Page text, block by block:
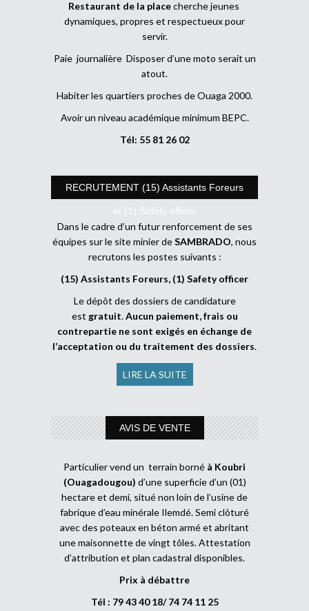
Restaurant de la placecherche jeunes
dynamiques, propres et respectueux pour
servir.
Paie journalière Disposer d’une moto serait un
atout.
Habiter les quartiers proches de Ouaga 2000.
Avoir un niveau académique minimum BEPC.
Tél: 55 81 26 02
RECRUTEMENT (15) Assistants Foreurs
et (1) Safety officer
Dans le cadre d’un futur renforcement de ses
équipes sur le site minier deSAMBRADO, nous
recrutons les postes suivants :
(15) Assistants Foreurs, (1) Safety officer
Le dépôt des dossiers de candidature
est gratuit.Aucun paiement, frais ou
contrepartie ne sont exigés en échange de
l’acceptation ou du traitement des dossiers.
LIRE LA SUITE
AVIS DE VENTE
Particulier vend un terrain borné à Koubri
(Ouagadougou) d’une superficie d’un (01)
hectare et demi, situé non loin de l’usine de
fabrique d’eau minérale Ilemdé. Semi clôturé
avec des poteaux en béton armé et abritant
une maisonnette de vingt tôles. Attestation
d’attribution et plan cadastral disponibles.
Prix à débattre
Tél : 79 43 40 18/ 74 74 11 25